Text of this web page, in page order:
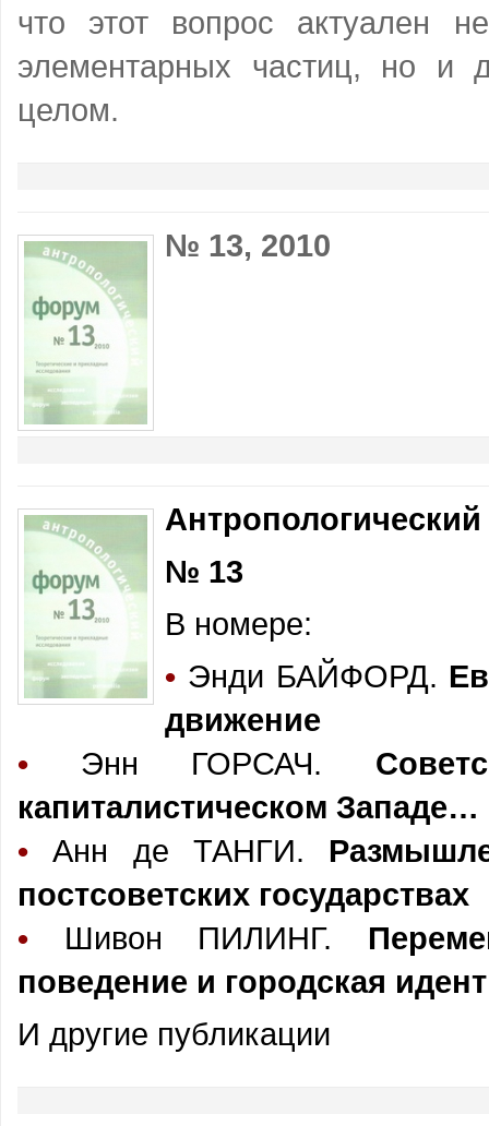
что этот вопрос актуален
элементарных частиц, но и
целом.
№ 13, 2010
№ 13
В номере:
• Энди БАЙФОРД.
движение
•
Энн ГОРСАЧ.
капиталистическом Западе…
•
Анн де ТАНГИ.
постсоветских государствах
•
Шивон ПИЛИНГ.
поведение и городская
И другие публикации